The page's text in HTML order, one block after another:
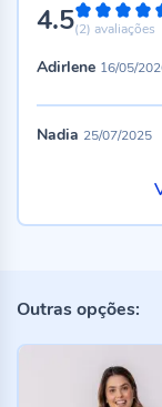
4.590%
(2) avaliações
Adirlene 16/05/
Nadia 25/07/2025
Outras opções: